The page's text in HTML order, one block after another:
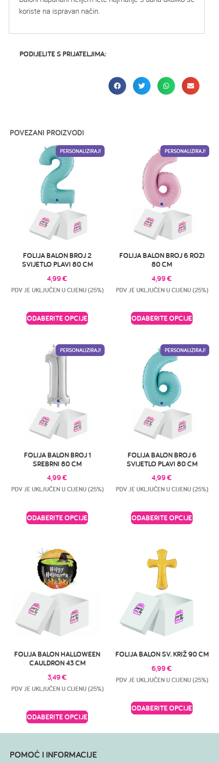
koriste na ispravan način.
PODIJELITE S PRIJATELJIMA:
POVEZANI PROIZVODI
PERSONALIZIRAJ!
FOLIJA BALON BROJ 2
SVIJETLO PLAVI 80 CM
4,99€
PDV JE UKLJUČEN U CIJENU (25%)
ODABERITE OPCIJE
PERSONALIZIRAJ!
FOLIJA BALON BROJ 6 ROZI
80 CM
4,99€
PDV JE UKLJUČEN U CIJENU (25%)
ODABERITE OPCIJE
PERSONALIZIRAJ!
FOLIJA BALON BROJ 1
SREBRNI 80 CM
4,99€
PDV JE UKLJUČEN U CIJENU (25%)
ODABERITE OPCIJE
PERSONALIZIRAJ!
FOLIJA BALON BROJ 6
SVIJETLO PLAVI 80 CM
4,99€
PDV JE UKLJUČEN U CIJENU (25%)
ODABERITE OPCIJE
FOLIJA BALON HALLOWEEN
CAULDRON 43 CM
3,49€
PDV JE UKLJUČEN U CIJENU (25%)
ODABERITE OPCIJE
FOLIJA BALON SV. KRIŽ 90 CM
6,99€
PDV JE UKLJUČEN U CIJENU (25%)
ODABERITE OPCIJE
POMOĆ I INFORMACIJE